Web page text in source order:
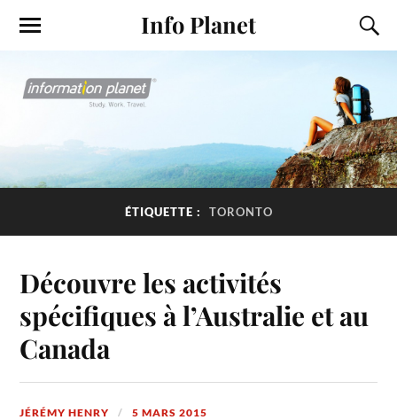
Info Planet
ÉTIQUETTE : TORONTO
Découvre les activités
spécifiques à l’Australie et au
Canada
JÉRÉMY HENRY 5 MARS 2015